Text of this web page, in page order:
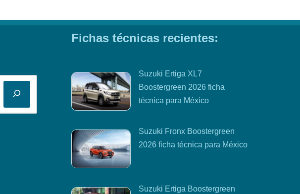
Fichas técnicas recientes:
Suzuki Ertiga XL7
Boostergreen 2026 ficha
técnica para México
Suzuki Fronx Boostergreen
2026 ficha técnica para México
Suzuki Ertiga Boostergreen